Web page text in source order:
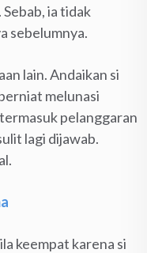
ia tidak
sebelumnya.
lain. Andaikan si
melunasi
pelanggaran
lagi dijawab.
keempat karena si